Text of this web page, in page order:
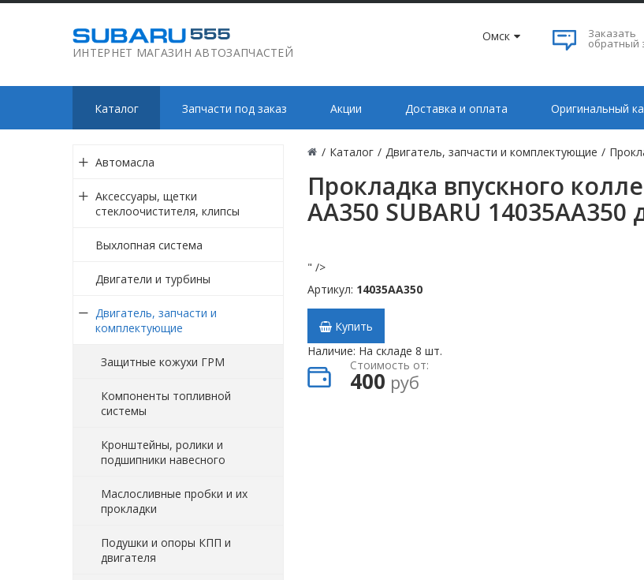
ИНТЕРНЕТ МАГАЗИН АВТОЗАПЧАСТЕЙ
Омск Заказать
обратный
Каталог Запчасти под заказ Акции Доставка и оплата Оригинальный
/ Каталог / Двигатель, запчасти и комплектующие /
Прокладка впускного
AA350 SUBARU
Автомасла
Аксессуары, щетки
стеклоочистителя, клипсы
Выхлопная система
Двигатели и турбины
Двигатель, запчасти и
комплектующие
Защитные кожухи ГРМ
Компоненты топливной
системы
Кронштейны, ролики и
подшипники навесного
Маслосливные пробки и их
прокладки
Подушки и опоры КПП и
двигателя
" />
Артикул: 14035AA350
Купить
Наличие: На складе 8 шт.
Стоимость от:
400 руб